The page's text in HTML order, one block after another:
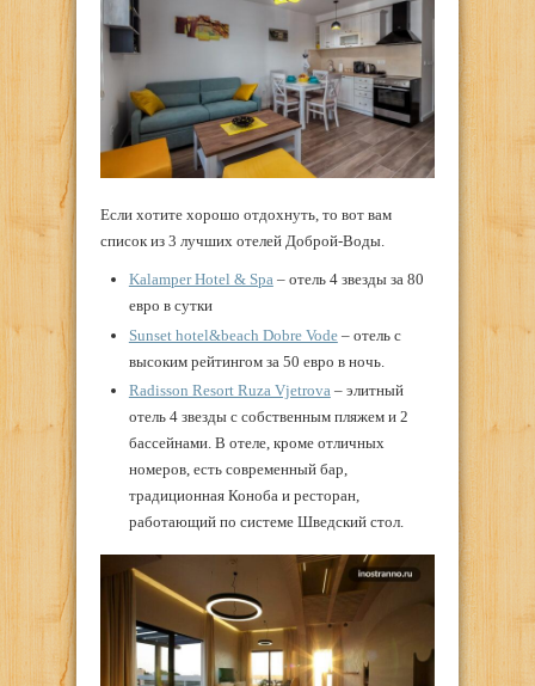
Если хотите хорошо отдохнуть, то вот вам
список из 3 лучших отелей Доброй-Воды.
Kalamper Hotel & Spa– отель 4 звезды за 80
евро в сутки
Sunset hotel&beach Dobre Vode– отель с
высоким рейтингом за 50 евро в ночь.
Radisson Resort Ruza Vjetrova– элитный
отель 4 звезды с собственным пляжем и 2
бассейнами. В отеле, кроме отличных
номеров, есть современный бар,
традиционная Коноба и ресторан,
работающий по системе Шведский стол.